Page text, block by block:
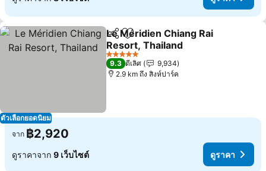
ตัวเลือกยอดนิยม
แชร์ เพิ่มในรายการโปรด
Le Méridien Chiang Rai
Resort, Thailand
ดูราคา
5 ดาว
9.3 ดีเลิศ
9,934
2.9 km ถึง สิงห์ปาร์ค
จาก ฿2,920
ดูราคาจาก 9 เว็บไซต์ ดูราคา